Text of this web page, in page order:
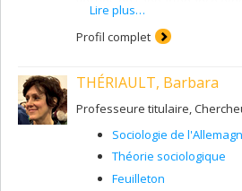
communautaire, aux rapports
conflictualité sociale, à la
haineux et misogynes, aux
médiatisation de la violence
Lire plus…
Profil complet
THÉRIAULT, Barbara
Professeure titulaire,
Sociologie de
Théorie sociologique
Feuilleton